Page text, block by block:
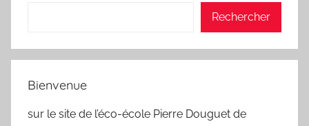
Rechercher
Bienvenue
sur le site de l’éco-école Pierre Douguet de